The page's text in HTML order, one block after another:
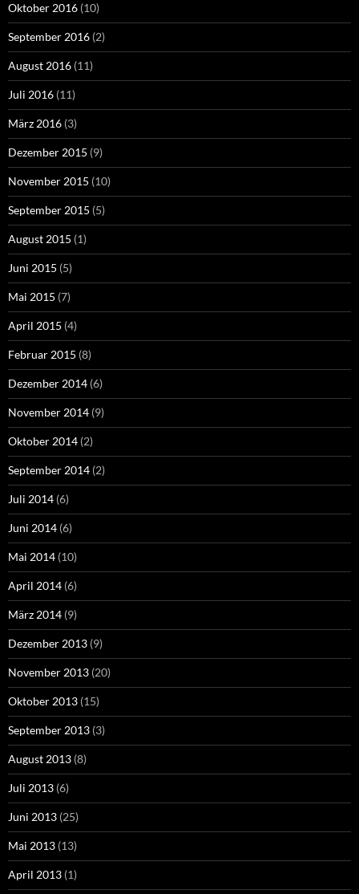
Oktober 2016 (10)
September 2016 (2)
August 2016 (11)
Juli 2016 (11)
März 2016 (3)
Dezember 2015 (9)
November 2015 (10)
September 2015 (5)
August 2015 (1)
Juni 2015 (5)
Mai 2015 (7)
April 2015 (4)
Februar 2015 (8)
Dezember 2014 (6)
November 2014 (9)
Oktober 2014 (2)
September 2014 (2)
Juli 2014 (6)
Juni 2014 (6)
Mai 2014 (10)
April 2014 (6)
März 2014 (9)
Dezember 2013 (9)
November 2013 (20)
Oktober 2013 (15)
September 2013 (3)
August 2013 (8)
Juli 2013 (6)
Juni 2013 (25)
Mai 2013 (13)
April 2013 (1)